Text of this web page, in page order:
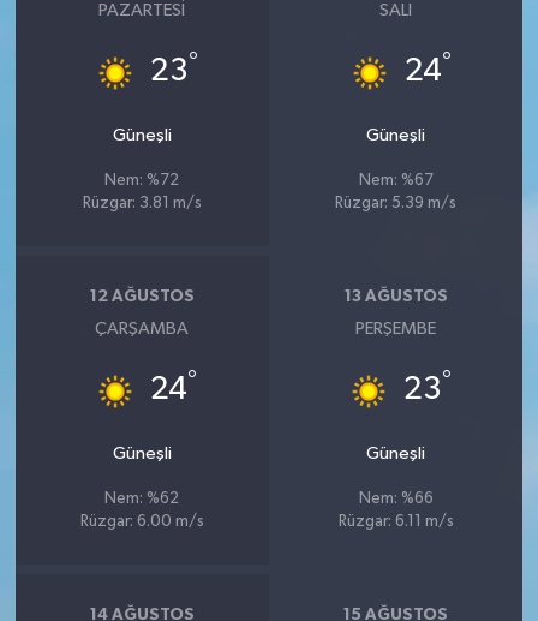
PAZARTESI
23°
Güneşli
Nem: %72
Rüzgar: 3.81 m/s
SALI
24°
Güneşli
Nem: %67
Rüzgar: 5.39 m/s
12 AĞUSTOS
ÇARŞAMBA
24°
Güneşli
Nem: %62
Rüzgar: 6.00 m/s
13 AĞUSTOS
PERŞEMBE
23°
Güneşli
Nem: %66
Rüzgar: 6.11 m/s
14 AĞUSTOS 15 AĞUSTOS